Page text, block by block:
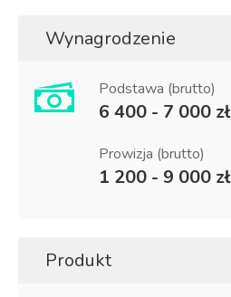
Wynagrodzenie
Podstawa (brutto)
6 400 - 7 000 zł
Prowizja (brutto)
1 200 - 9 000 zł
Produkt